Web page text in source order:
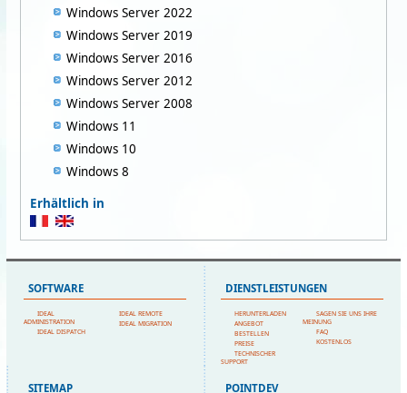
Windows Server 2022
Windows Server 2019
Windows Server 2016
Windows Server 2012
Windows Server 2008
Windows 11
Windows 10
Windows 8
Erhältlich in
SOFTWARE
IDEAL
ADMINISTRATION
IDEAL DISPATCH
IDEAL REMOTE
IDEAL MIGRATION
DIENSTLEISTUNGEN
HERUNTERLADEN
ANGEBOT
BESTELLEN
PREISE
TECHNISCHER
SUPPORT
SAGEN SIE UNS IHRE
MEINUNG
FAQ
KOSTENLOS
SITEMAP POINTDEV